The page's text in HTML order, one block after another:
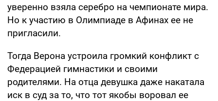
уверенно взяла серебро на чемпионате мира.
Но к участию в Олимпиаде в Афинах ее не
пригласили.
Тогда Верона устроила громкий конфликт с
Федерацией гимнастики и своими
родителями. На отца девушка даже накатала
иск в суд за то, что тот якобы воровал ее